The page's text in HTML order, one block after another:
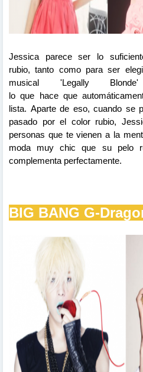
Jessica pareceser lo
rubio, tanto comopara ser
musical 'Legally Blonde'
lo que haceque
lista. Aparte de eso, cuando se
pasado porel color rubio,
personas que te vienen a la
moda muy chic que su pelo
complementa perfectamente.
BIG BANG G-